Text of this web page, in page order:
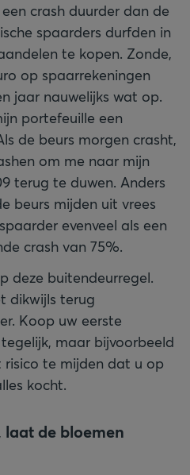
crash duurder dan de
spaarders durfden in
te kopen. Zonde,
op spaarrekeningen
jaar nauwelijks wat op.
portefeuille een
de beurs morgen crasht,
om me naar mijn
terug te duwen. Anders
beurs mijden uit vrees
evenveel als een
crash van 75%.
deze buitendeurregel.
dikwijls terug
Koop uw eerste
maar bijvoorbeeld
te mijden dat u op
kocht.
de bloemen